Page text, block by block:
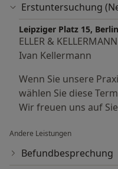
und an den
Diabetes-
manifesten
Fettleber bis
erhöhter
Herz-/
Erstuntersuchung
Leipziger Platz 15, Berlin
ELLER &
Ivan Kellermann
Wenn Sie unsere
wählen Sie diese
Wir freuen uns auf
Andere Leistungen
Befundbesprechung